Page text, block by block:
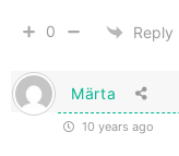
0 Reply
Märta
10 years ago